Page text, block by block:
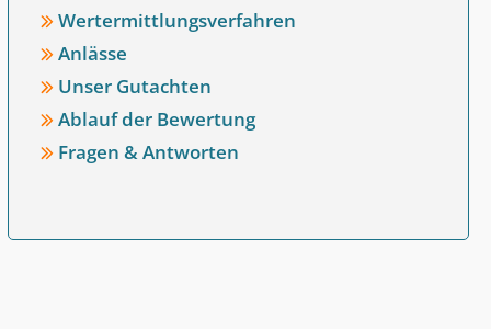
Wertermittlungsverfahren
Anlässe
Unser Gutachten
Ablauf der Bewertung
Fragen & Antworten